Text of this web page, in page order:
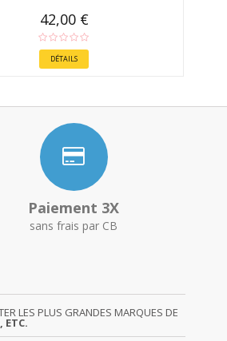
42,00 €
DÉTAILS
Paiement 3X
sans frais par CB
LES PLUS GRANDES MARQUES DE
ETC.